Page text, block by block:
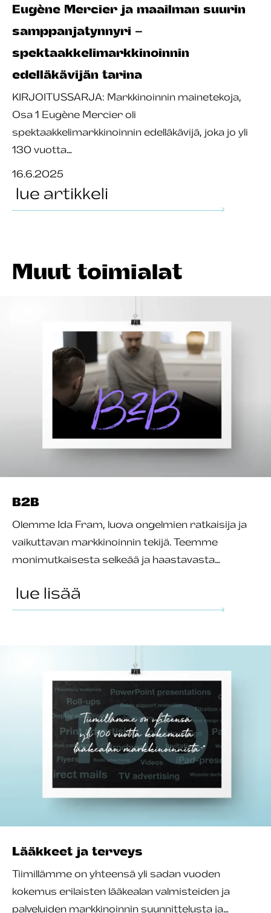
Eugène Mercier ja maailman suurin
samppanjatynnyri –
spektaakkelimarkkinoinnin
edelläkävijän tarina
KIRJOITUSSARJA: Markkinoinnin mainetekoja,
Osa 1 Eugène Mercier oli
spektaakkelimarkkinoinnin edelläkävijä, joka jo yli
130 vuotta…
16.6.2025
lue artikkeli
Muut toimialat
B2B
Olemme Ida Fram, luova ongelmien ratkaisija ja
vaikuttavan markkinoinnin tekijä. Teemme
monimutkaisesta selkeää ja haastavasta…
lue lisää
Lääkkeet ja terveys
Tiimillämme on yhteensä yli sadan vuoden
kokemus erilaisten lääkealan valmisteiden ja
palveluiden markkinoinnin suunnittelusta ja…